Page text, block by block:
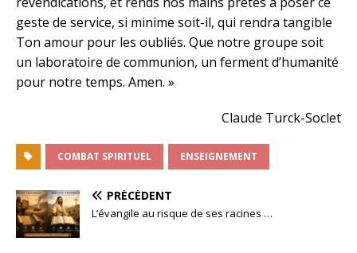
geste de service, si minime soit-il, qui rendra tangible
Ton amour pour les oubliés. Que notre groupe soit
un laboratoire de communion, un ferment d’humanité
pour notre temps. Amen. »
Claude Turck-Soclet
COMBAT SPIRITUEL ENSEIGNEMENT
PRÉCÉDENT
L’évangile au risque de ses racines …